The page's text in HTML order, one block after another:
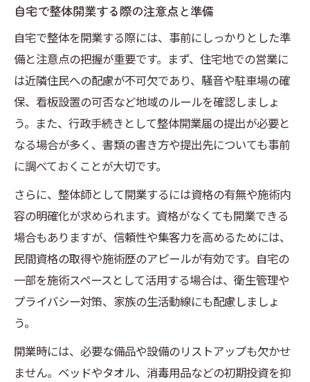
自宅で整体開業する際の注意点と準備
自宅で整体を開業する際には、事前にしっかりとした準
備と注意点の把握が重要です。まず、住宅地での営業に
は近隣住民への配慮が不可欠であり、騒音や駐車場の確
保、看板設置の可否など地域のルールを確認しましょ
う。また、行政手続きとして整体開業届の提出が必要と
なる場合が多く、書類の書き方や提出先についても事前
に調べておくことが大切です。
さらに、整体師として開業するには資格の有無や施術内
容の明確化が求められます。資格がなくても開業できる
場合もありますが、信頼性や集客力を高めるためには、
民間資格の取得や施術歴のアピールが有効です。自宅の
一部を施術スペースとして活用する場合は、衛生管理や
プライバシー対策、家族の生活動線にも配慮しましょ
う。
開業時には、必要な備品や設備のリストアップも欠かせ
ません。ベッドやタオル、消毒用品などの初期投資を抑